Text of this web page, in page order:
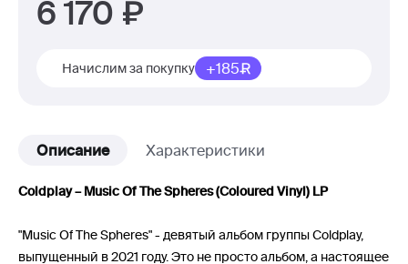
6 170
Начислим за покупку +185
Описание Характеристики
Coldplay – Music Of The Spheres (Coloured Vinyl) LP
"Music Of The Spheres" - девятый альбом группы Coldplay,
выпущенный в 2021 году. Это не просто альбом, а настоящее